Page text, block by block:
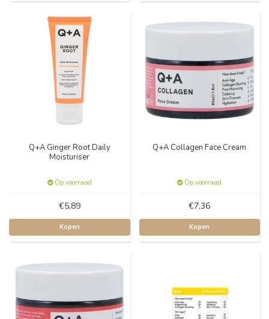
Q+A Ginger Root Daily
Moisturiser
Op voorraad
€5,89
Kopen
Q+A Collagen Face Cream
Op voorraad
€7,36
Kopen